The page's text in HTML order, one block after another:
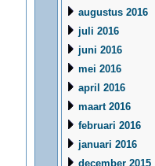
augustus 2016
juli 2016
juni 2016
mei 2016
april 2016
maart 2016
februari 2016
januari 2016
december 2015